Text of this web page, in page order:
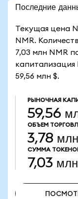
Последние
Текущая цена
NMR.
7,03 млн NMR
капитализация
59,56 млн $.
РЫНОЧНАЯ
59,56
ОБЪЕМ
3,78
СУММА
7,03 млн